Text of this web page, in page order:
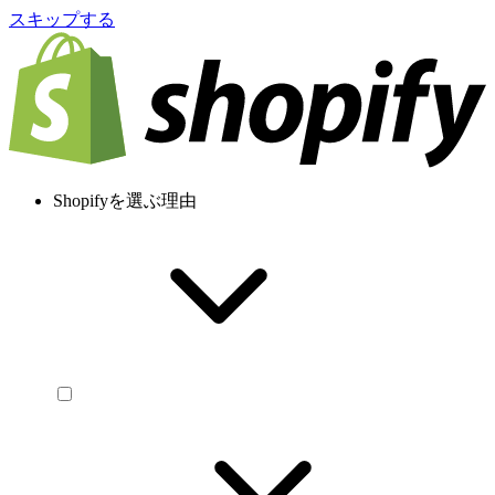
スキップする
Shopifyを選ぶ理由